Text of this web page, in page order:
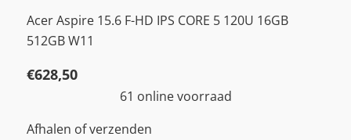
Acer Aspire 15.6 F-HD IPS CORE 5 120U 16GB
512GB W11
€628,50
61 online voorraad
Afhalen of verzenden